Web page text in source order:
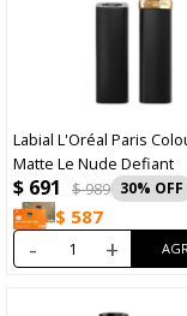
Labial L'Oréal Paris
Matte Le Nude Defiant
$ 691 $989 30
$ 587
- +